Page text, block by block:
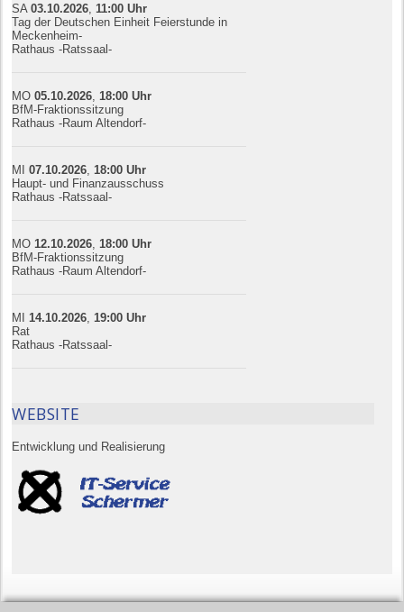
SA03.10.2026 11:00 Uhr
Tag der Deutschen Einheit Feierstunde in
Meckenheim-
Rathaus -Ratssaal-
MO05.10.2026 18:00 Uhr
BfM-Fraktionssitzung
Rathaus -Raum Altendorf-
MI07.10.2026 18:00 Uhr
Haupt- und Finanzausschuss
Rathaus -Ratssaal-
MO 12.10.2026 18:00 Uhr
BfM-Fraktionssitzung
Rathaus -Raum Altendorf-
MI 14.10.2026 19:00 Uhr
Rat
Rathaus -Ratssaal-
WEBSITE
Entwicklung und Realisierung